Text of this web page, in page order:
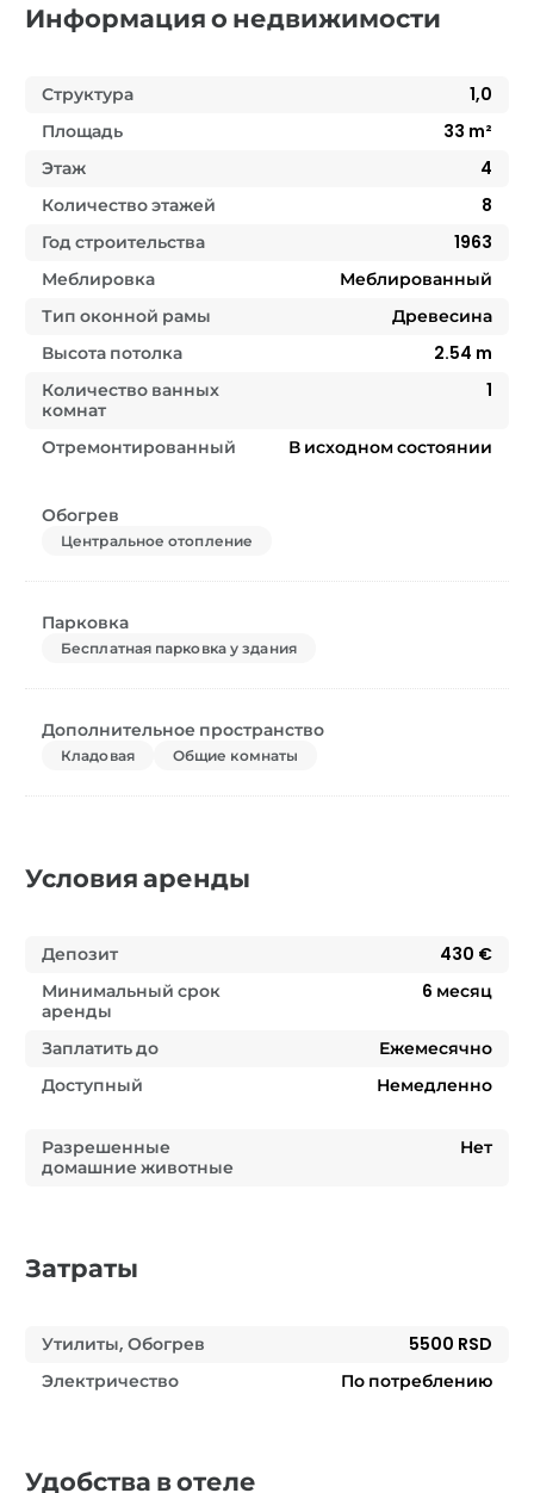
Информация о недвижимости
Структура
1,0
Площадь
33 m²
Этаж
4
Количество этажей
8
Год строительства
1963
Меблировка
Меблированный
Тип оконной рамы
Древесина
Высота потолка
2.54 m
Количество ванных
комнат
1
Отремонтированный В исходном состоянии
Обогрев
Центральное отопление
Парковка
Бесплатная парковка у здания
Дополнительное пространство
Кладовая Общие комнаты
Условия аренды
Депозит
430 €
Минимальный срок
аренды
6 месяц
Заплатить до
Ежемесячно
Доступный
Немедленно
Разрешенные
домашние животные
Нет
Затраты
Утилиты, Обогрев
5500 RSD
Электричество
По потреблению
Удобства в отеле